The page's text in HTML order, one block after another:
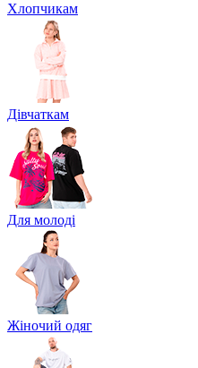
Хлопчикам
Дівчаткам
Для молоді
Жіночий одяг